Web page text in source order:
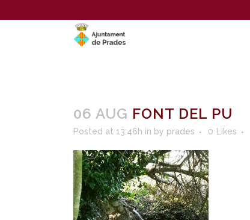
06 AUG FONT DEL PU
Posted at 13:46h in by prades 0 Likes